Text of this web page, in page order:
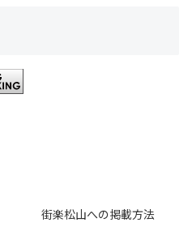
街楽松山への掲載方法